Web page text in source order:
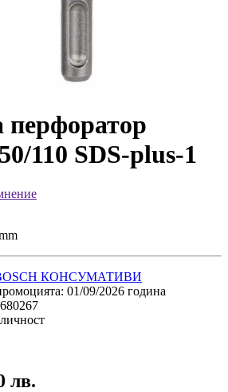
перфоратор
110 SDS-plus-1
КОНСУМАТИВИ
01/09/2026 година
лв.